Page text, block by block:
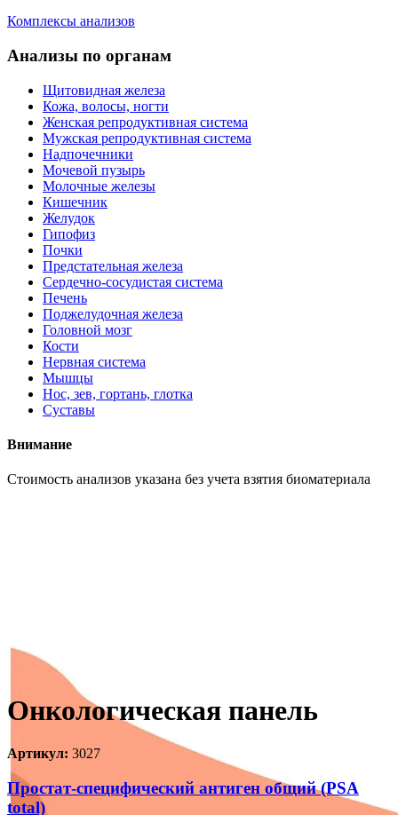
Комплексы анализов
Анализы по органам
Щитовидная железа
Кожа, волосы, ногти
Женская репродуктивная система
Мужская репродуктивная система
Надпочечники
Мочевой пузырь
Молочные железы
Кишечник
Желудок
Гипофиз
Почки
Предстательная железа
Сердечно-сосудистая система
Печень
Поджелудочная железа
Головной мозг
Кости
Нервная система
Мышцы
Нос, зев, гортань, глотка
Суставы
Внимание
Cтоимость анализов указана без учета взятия биоматериала
Онкологическая панель
Артикул: 3027
Простат-специфический антиген общий (PSA
total)